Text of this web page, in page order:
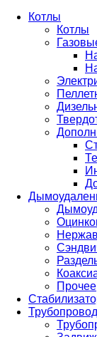
Котлы
Котлы
Прочее